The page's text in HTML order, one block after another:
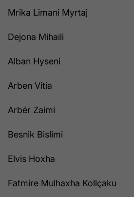
Mrika Limani Myrtaj
Dejona Mihaili
Alban Hyseni
Arben Vitia
Arbër Zaimi
Besnik Bislimi
Elvis Hoxha
Fatmire Mulhaxha Kollçaku